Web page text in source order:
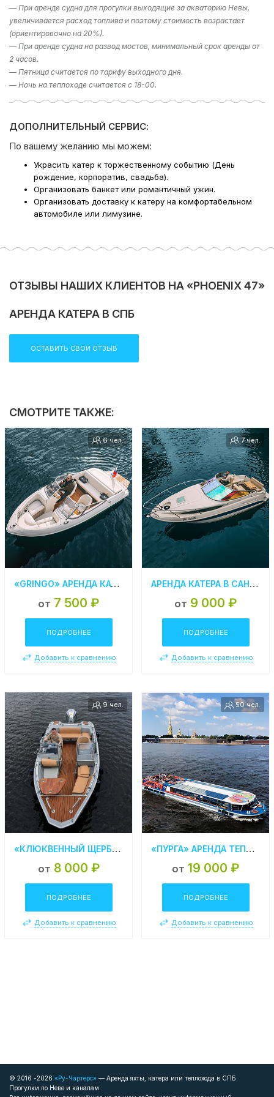
Компания Ру-Чартерс всегда рада предложить вам
аренду яхты в СПб
, ждем вас на борту!
— При аренде судна для прогулки выходящие за акваторию Невы,
увеличивается расход топлива и поэтому стоимость возрастает
(ориентировочно на 20%).
— При аренде судна на развод мостов, минимальный срок аренды от
2 часов.
— Пятница считается по тарифу выходного дня.
— Ночь на теплоходе считается с 18-00.
ДОПОЛНИТЕЛЬНЫЙ СЕРВИС:
По вашему желанию мы можем:
Украсить катер к торжественному событию (День
рождение, корпоратив, свадьба).
Организовать банкет или романтичный ужин.
Организовать доставку к катеру на комфортабельном
автомобиле или лимузине.
ОТЗЫВЫ НАШИХ КЛИЕНТОВ НА «PHOENIX 47»
АРЕНДА КАТЕРА В СПБ
ОСТАВИТЬ СВОЙ ОТЗЫВ
СМОТРИТЕ ТАКЖЕ:
6 чел.
«GRINGO» АРЕНДА КАТЕРА В СПБ
от 7 500 ₽
ПОДРОБНЕЕ
Добавить к сравнению
7 чел.
АРЕНДА КАТЕРА В САНКТ-ПЕТЕРБУРГЕ «BAYLINER 245»
от 9 000 ₽
ПОДРОБНЕЕ
Добавить к сравнению
9 чел.
«КЛЮКВЕННЫЙ ЩЕРБЕТ» АРЕНДА КАТЕРА В СПБ
от 8 000 ₽
ПОДРОБНЕЕ
Добавить к сравнению
50 чел.
«ПУРГА» АРЕНДА ТЕПЛОХОДА В САНКТ- ПЕТЕРБУРГЕ
от 19 000 ₽
ПОДРОБНЕЕ
Добавить к сравнению
© 2016 -2026 «Ру-Чартерс» — Аренда яхты, катера или теплохода в СПБ.
Прогулки по Неве и каналам.